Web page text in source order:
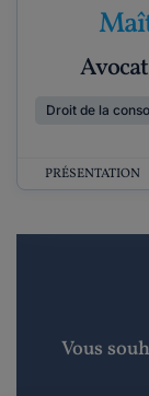
Droit de la
PRÉSENTATION
Vous